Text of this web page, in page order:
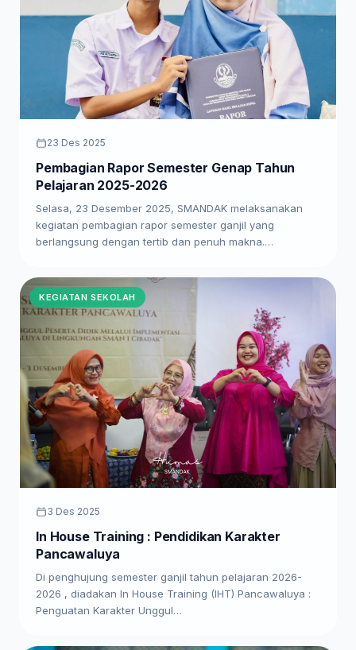
23 Des 2025
Pembagian Rapor Semester Genap Tahun
Pelajaran 2025-2026
Selasa, 23 Desember 2025, SMANDAK melaksanakan
kegiatan pembagian rapor semester ganjil yang
berlangsung dengan tertib dan penuh makna.…
KEGIATAN SEKOLAH
3 Des 2025
In House Training : Pendidikan Karakter
Pancawaluya
Di penghujung semester ganjil tahun pelajaran 2026-
2026 , diadakan In House Training (IHT) Pancawaluya :
Penguatan Karakter Unggul…